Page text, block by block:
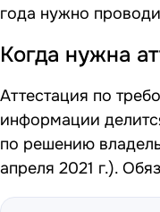
года нужно
Когда нужна
Аттестация по
информации
по решению
апреля 2021 г.).